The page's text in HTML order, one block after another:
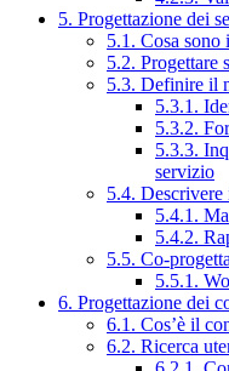
5. Progettazione dei
5.1. Cosa sono
5.2. Progettare
5.3. Definire il
5.3.1.
5.3.2.
5.3.3.
servizio
5.4.
5.4.1.
5.4.2.
5.5. Co-
5.5.1.
6. Progettazione dei
6.1. Cos’è il
6.2. Ricerca